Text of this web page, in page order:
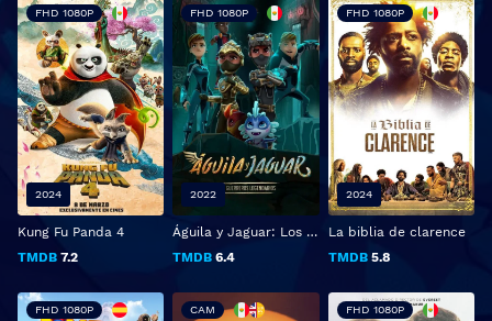
Kung Fu Panda 4
TMDB 7.2
FHD 1080P
2024
Águila y Jaguar: Los guerreros legendarios
TMDB 6.4
FHD 1080P
2022
La biblia de clarence
TMDB5.8
FHD 1080P
2024
FHD 1080P CAM FHD 1080P